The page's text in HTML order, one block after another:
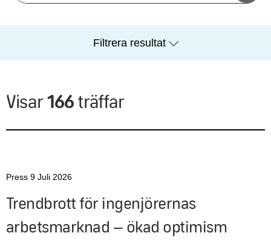
Filtrera resultat
Visar166träffar
Press 9 Juli 2026
Trendbrott för ingenjörernas
arbetsmarknad – ökad optimism